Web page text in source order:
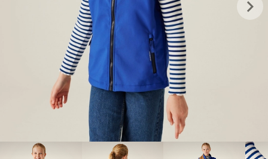
keyboard_arrow_right